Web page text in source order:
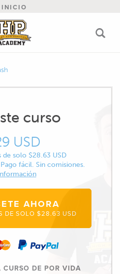
INICIO
curso
USD
de solo $28.63 USD
fácil. Sin comisiones.
AHORA
DE SOLO $28.63 USD
CURSO DE POR VIDA